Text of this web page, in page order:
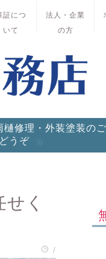
証につ
いて
法人・企業
の方
修理・外装塗装の
うぞ
く
/